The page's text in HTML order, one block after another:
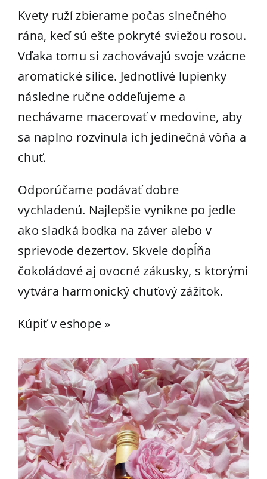
ESHOP
Kvety ruží zbierame počas slnečného
rána, keď sú ešte pokryté sviežou rosou.
Vďaka tomu si zachovávajú svoje vzácne
aromatické silice. Jednotlivé lupienky
následne ručne oddeľujeme a
nechávame macerovať v medovine, aby
sa naplno rozvinula ich jedinečná vôňa a
chuť.
Odporúčame podávať dobre
vychladenú. Najlepšie vynikne po jedle
ako sladká bodka na záver alebo v
sprievode dezertov. Skvele dopĺňa
čokoládové aj ovocné zákusky, s ktorými
vytvára harmonický chuťový zážitok.
Kúpiť v eshope »